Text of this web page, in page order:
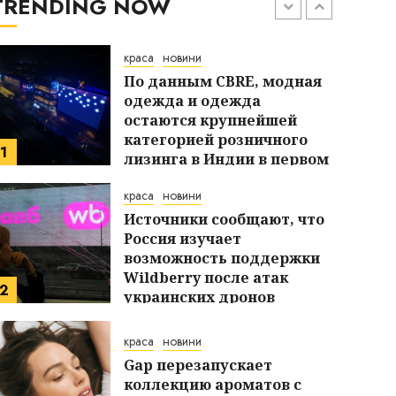
краса новини
Источники сообщают,
изучает возможность
Wildberry после атак
NOW
7
связи с истечением срока
США
24.07.2026
1
краса новини
По данным CBRE, модная
одежда и одежда
остаются крупнейшей
категорией розничного
лизинга в Индии в первом
29.07.2026
2
краса новини
Источники сообщают, что
Россия изучает
возможность поддержки
Wildberry после атак
украинских дронов
краса новини
Gap перезапускает
коллекцию ароматов с